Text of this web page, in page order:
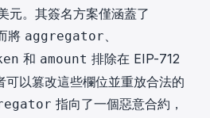
元。其簽名方案僅涵蓋了
將 aggregator、
和 amount 排除在 EIP-712
可以篡改這些欄位並重放合法的
指向了一個惡意合約，